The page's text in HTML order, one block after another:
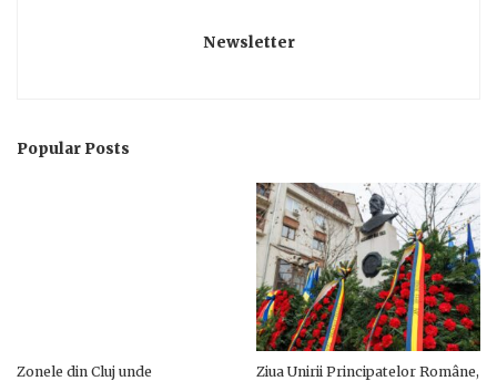
Newsletter
Popular Posts
Zonele din Cluj unde
Ziua Unirii Principatelor Române,